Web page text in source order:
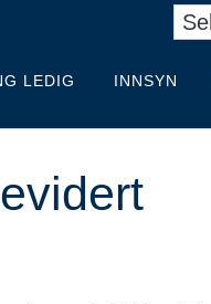
LEDIG INNSYN